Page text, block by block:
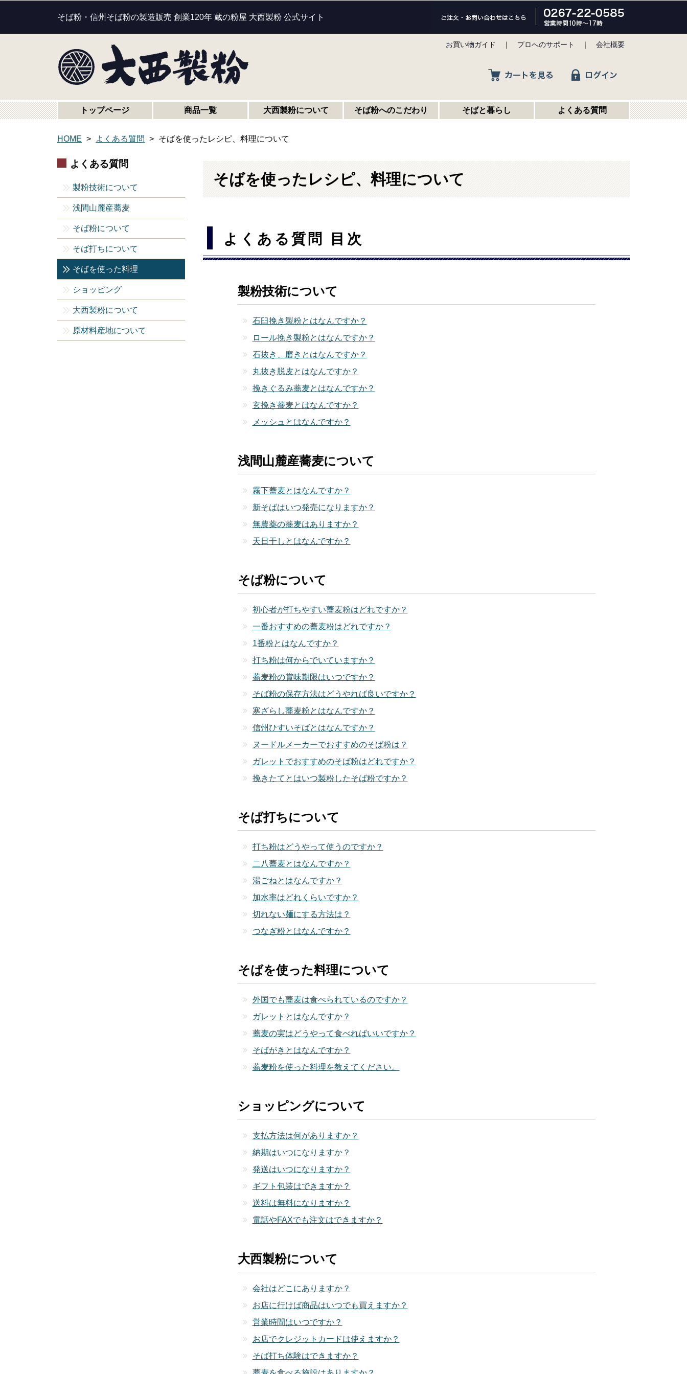
そば粉・信州そば粉の製造販売 創業120年 蔵の粉屋 大西製粉 公式サイト
お買い物ガイド プロへのサポート 会社概要
トップページ 商品一覧 大西製粉について そば粉へのこだわり そばと暮らし よくある質問
HOME よくある質問 そばを使ったレシピ、料理について
よくある質問
製粉技術について
浅間山麓産蕎麦
そば粉について
そば打ちについて
そばを使った料理
ショッピング
大西製粉について
原材料産地について
そばを使ったレシピ、料理について
よくある質問 目次
製粉技術について
石臼挽き製粉とはなんですか？
ロール挽き製粉とはなんですか？
石抜き、磨きとはなんですか？
丸抜き脱皮とはなんですか？
挽きぐるみ蕎麦とはなんですか？
玄挽き蕎麦とはなんですか？
メッシュとはなんですか？
浅間山麓産蕎麦について
霧下蕎麦とはなんですか？
新そばはいつ発売になりますか？
無農薬の蕎麦はありますか？
天日干しとはなんですか？
そば粉について
初心者が打ちやすい蕎麦粉はどれですか？
一番おすすめの蕎麦粉はどれですか？
1番粉とはなんですか？
打ち粉は何からでいていますか？
蕎麦粉の賞味期限はいつですか？
そば粉の保存方法はどうやれば良いですか？
寒ざらし蕎麦粉とはなんですか？
信州ひすいそばとはなんですか？
ヌードルメーカーでおすすめのそば粉は？
ガレットでおすすめのそば粉はどれですか？
挽きたてとはいつ製粉したそば粉ですか？
そば打ちについて
打ち粉はどうやって使うのですか？
二八蕎麦とはなんですか？
湯ごねとはなんですか？
加水率はどれくらいですか？
切れない麺にする方法は？
つなぎ粉とはなんですか？
そばを使った料理について
外国でも蕎麦は食べられているのですか？
ガレットとはなんですか？
蕎麦の実はどうやって食べればいいですか？
そばがきとはなんですか？
蕎麦粉を使った料理を教えてください。
ショッピングについて
支払方法は何がありますか？
納期はいつになりますか？
発送はいつになりますか？
ギフト包装はできますか？
送料は無料になりますか？
電話やFAXでも注文はできますか？
大西製粉について
会社はどこにありますか？
お店に行けば商品はいつでも買えますか？
営業時間はいつですか？
お店でクレジットカードは使えますか？
そば打ち体験はできますか？